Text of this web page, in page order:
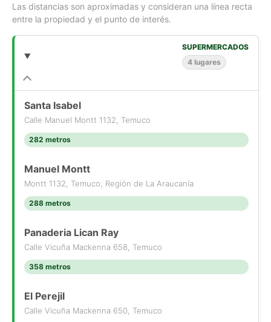
Las distancias son aproximadas y consideran una línea recta
entre la propiedad y el punto de interés.
SUPERMERCADOS
4 lugares
Santa Isabel
Calle Manuel Montt 1132, Temuco
282 metros
Manuel Montt
Montt 1132, Temuco, Región de La Araucanía
288 metros
Panaderia Lican Ray
Calle Vicuña Mackenna 658, Temuco
358 metros
El Perejil
Calle Vicuña Mackenna 650, Temuco